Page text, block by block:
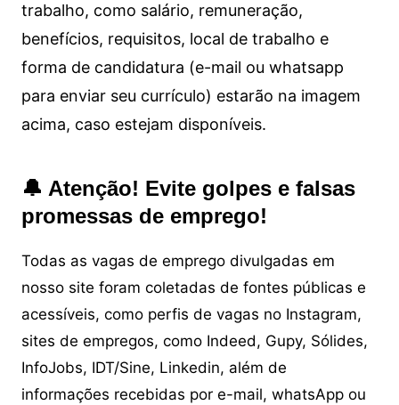
trabalho, como salário, remuneração,
benefícios, requisitos, local de trabalho e
forma de candidatura (e-mail ou whatsapp
para enviar seu currículo) estarão na imagem
acima, caso estejam disponíveis.
🔔 Atenção! Evite golpes e falsas
promessas de emprego!
Todas as vagas de emprego divulgadas em
nosso site foram coletadas de fontes públicas e
acessíveis, como perfis de vagas no Instagram,
sites de empregos, como Indeed, Gupy, Sólides,
InfoJobs, IDT/Sine, Linkedin, além de
informações recebidas por e-mail, whatsApp ou